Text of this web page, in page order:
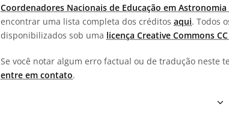
Coordenadores Nacionais de Educação em Astronomia
encontrar uma lista completa dos créditos aqui. Todos
disponibilizados sob uma licença Creative Commons CC
Se você notar algum erro factual ou de tradução neste
entre em contato.